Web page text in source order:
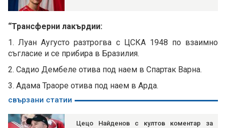
“Трансферни лакърдии:
1. Луан Аугусто разтрогва с ЦСКА 1948 по взаимно
съгласие и се прибира в Бразилия.
2. Садио Дембеле отива под наем в Спартак Варна.
3. Адама Траоре отива под наем в Арда.
свързани статии
Цецо Найденов с култов коментар за